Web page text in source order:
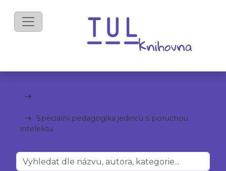
Speciální pedagogika jedinců s poruchou
intelektu